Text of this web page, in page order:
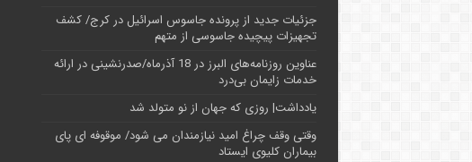
جزئیات جدید از پرونده جاسوس اسرائیل در کرج/‌ کشف
تجهیزات پیچیده جاسوسی از متهم
عناوین روزنامه‌های البرز در ‌18 آذرماه/صدرنشینی در ارائه
خدمات زایمان بی‌درد
یادداشت| روزی که جهان از نو متولد شد
وقتی وقف چراغ امید نیازمندان می شود/ موقوفه ای پای
بیماران کلیوی ایستاد